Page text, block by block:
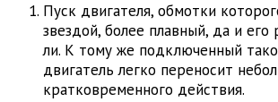
Пуск двигателя, обмотки
звездой, более плавный, да и его
ли. К тому же подключенный
двигатель легко переносит
кратковременного действия.